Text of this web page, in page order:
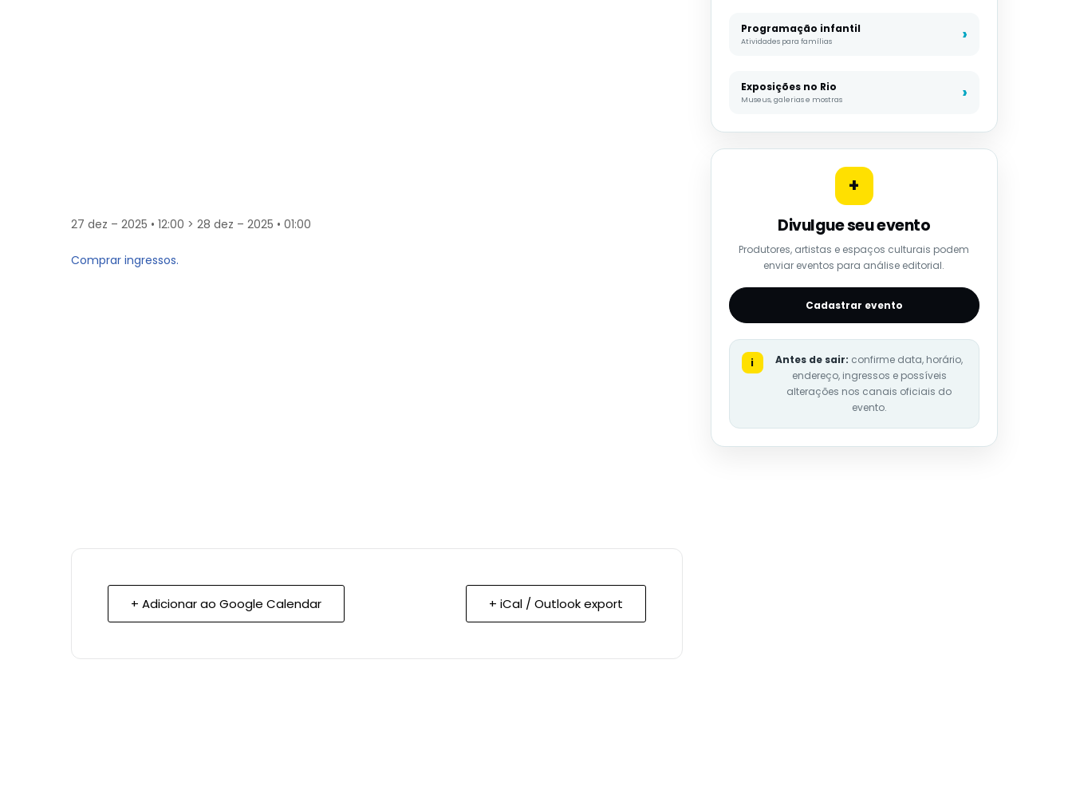
27 dez – 2025 • 12:00 > 28 dez – 2025 • 01:00
Comprar ingressos.
+ Adicionar ao Google Calendar + iCal / Outlook export
Programação infantil
Atividades para famílias
Exposições no Rio
Museus, galerias e mostras
+
Divulgue seu evento
Produtores, artistas e espaços culturais podem
enviar eventos para análise editorial.
Cadastrar evento
i Antes de sair: confirme data, horário,
endereço, ingressos e possíveis
alterações nos canais oficiais do
evento.